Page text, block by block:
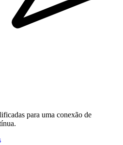
para uma conexão de